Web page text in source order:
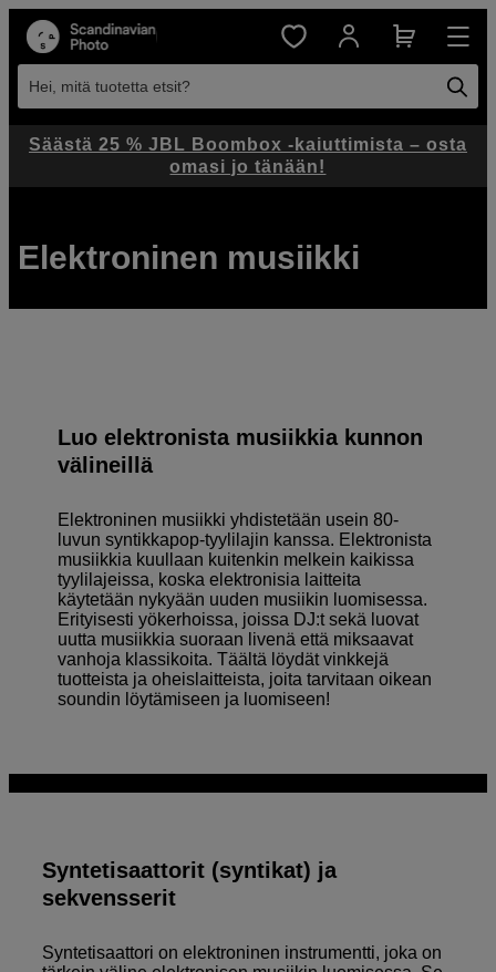
Hei, mitä tuotetta etsit?
Elektroninen musiikki
Luo elektronista musiikkia kunnon
välineillä
Elektroninen musiikki yhdistetään usein 80-
luvun syntikkapop-tyylilajin kanssa. Elektronista
musiikkia kuullaan kuitenkin melkein kaikissa
tyylilajeissa, koska elektronisia laitteita
käytetään nykyään uuden musiikin luomisessa.
Erityisesti yökerhoissa, joissa DJ:t sekä luovat
uutta musiikkia suoraan livenä että miksaavat
vanhoja klassikoita. Täältä löydät vinkkejä
tuotteista ja oheislaitteista, joita tarvitaan oikean
soundin löytämiseen ja luomiseen!
Syntetisaattorit (syntikat) ja
sekvensserit
Syntetisaattori on elektroninen instrumentti, joka on
Säästä 25 % JBL Boombox -kaiuttimista – osta
omasi jo tänään!